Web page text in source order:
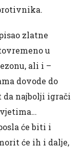
zlatne
u
ali i –
dovode do
da najbolji igrači
će biti i
će ih i dalje,